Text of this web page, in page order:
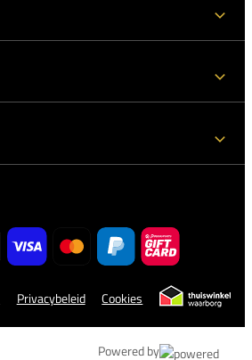
Privacybeleid Cookies
Powered by